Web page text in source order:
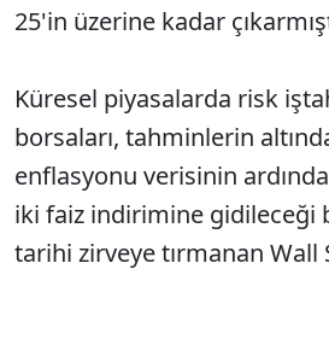
25'in üzerine kadar
Küresel piyasalarda risk
borsaları, tahminlerin
enflasyonu verisinin
iki faiz indirimine gidileceği
tarihi zirveye tırmanan Wall